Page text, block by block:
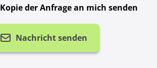
Kopie der Anfrage an mich senden
Nachricht senden